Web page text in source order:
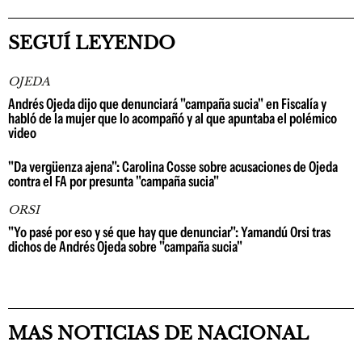
SEGUÍ LEYENDO
OJEDA
Andrés Ojeda dijo que denunciará "campaña sucia" en Fiscalía y
habló de la mujer que lo acompañó y al que apuntaba el polémico
video
"Da vergüenza ajena": Carolina Cosse sobre acusaciones de Ojeda
contra el FA por presunta "campaña sucia"
ORSI
"Yo pasé por eso y sé que hay que denunciar": Yamandú Orsi tras
dichos de Andrés Ojeda sobre "campaña sucia"
MAS NOTICIAS DE NACIONAL